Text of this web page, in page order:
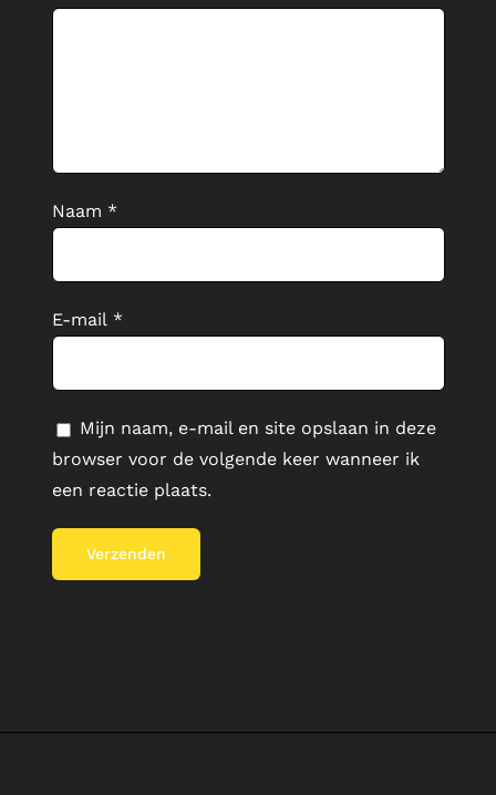
Naam *
E-mail *
Mijn naam, e-mail en site opslaan in deze
browser voor de volgende keer wanneer ik
een reactie plaats.